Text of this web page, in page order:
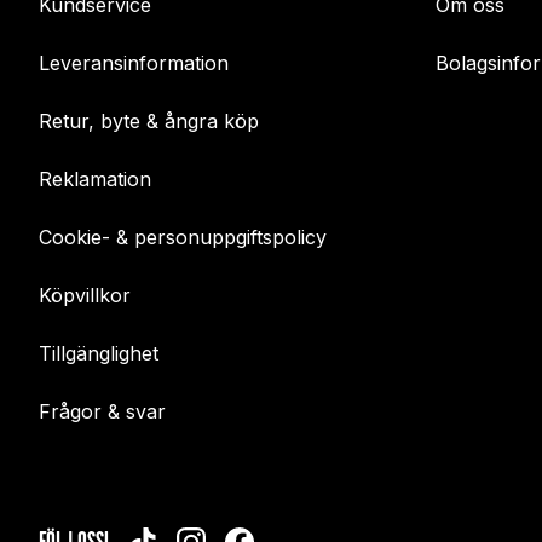
Kundservice
Leveransinformation
Retur, byte & ångra köp
Reklamation
Cookie- & personuppgiftspolicy
Köpvillkor
Tillgänglighet
Frågor & svar
Om oss